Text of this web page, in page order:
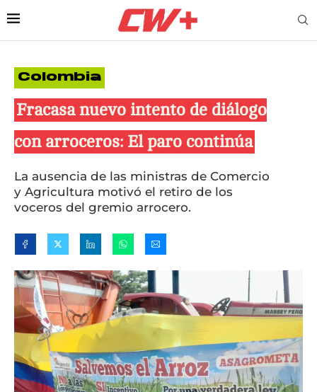
Colombia
Fracasa nuevo intento de diálogo
con arroceros: El paro continúa
La ausencia de las ministras de Comercio
y Agricultura motivó el retiro de los
voceros del gremio arrocero.